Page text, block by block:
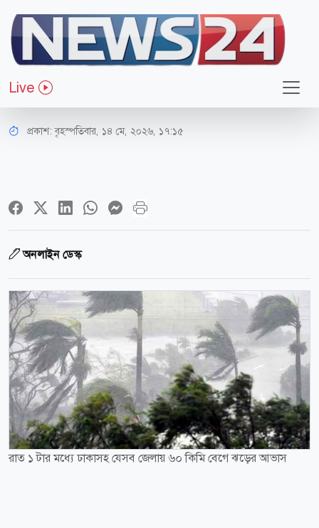
Live
জাতীয়
রাত ১ টার মধ্যে ঢাকাসহ যেসব জেলায়
৬০ কিমি বেগে ঝড়ের আভাস
প্রকাশ:বৃহস্পতিবার, ১৪ মে, ২০২৬, ১৭:১৫
অনলাইন ডেস্ক
রাত ১ টার মধ্যে ঢাকাসহ যেসব জেলায় ৬০ কিমি বেগে ঝড়ের আভাস